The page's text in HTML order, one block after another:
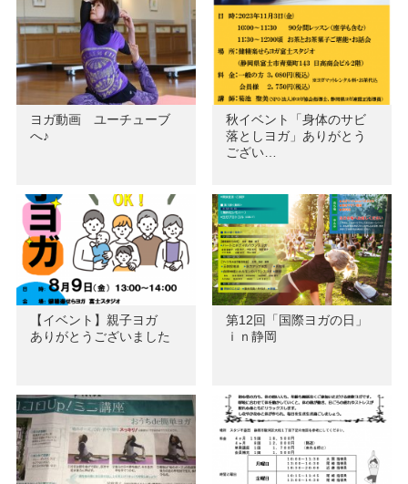
ヨガ動画 ユーチューブ
へ♪
秋イベント「身体のサビ
落としヨガ」ありがとう
ござい…
【イベント】親子ヨガ
ありがとうございました
第12回「国際ヨガの日」
ｉｎ静岡